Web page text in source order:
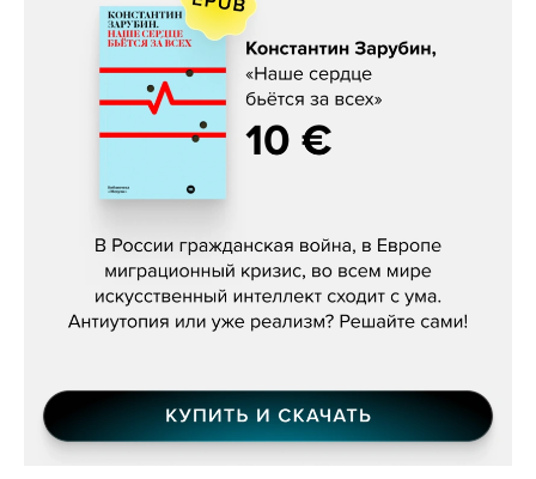
Константин Зарубин, «Наше сердце